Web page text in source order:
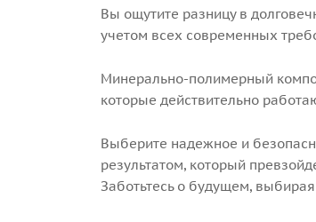
Вы ощутите разницу в
учетом всех современных
Минерально-полимерный
которые действительно
Выберите надежное и
результатом, который
Заботьтесь о будущем,